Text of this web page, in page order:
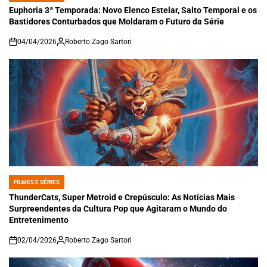
IN
Euphoria 3ª Temporada: Novo Elenco Estelar, Salto Temporal e os
Bastidores Conturbados que Moldaram o Futuro da Série
on
04/04/2026 Roberto Zago Sartori
POSTED
IN
FILMES E SÉRIES
ThunderCats, Super Metroid e Crepúsculo: As Notícias Mais
Surpreendentes da Cultura Pop que Agitaram o Mundo do
Entretenimento
on
02/04/2026 Roberto Zago Sartori